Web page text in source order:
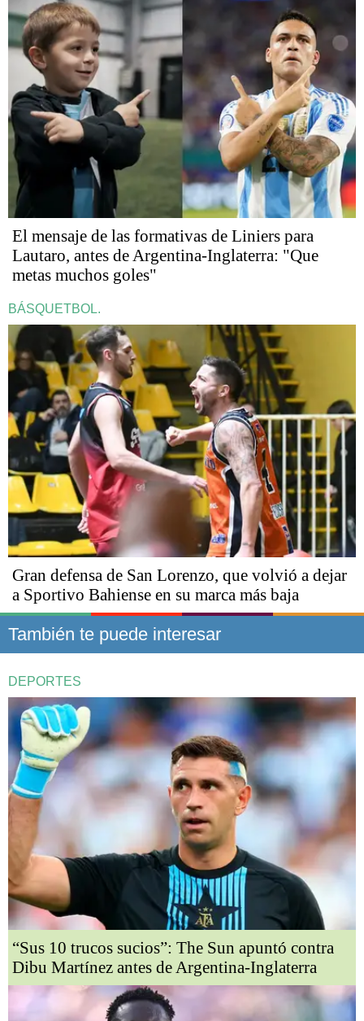
El mensaje de las formativas de Liniers para
Lautaro, antes de Argentina-Inglaterra: "Que
metas muchos goles"
BÁSQUETBOL.
Gran defensa de San Lorenzo, que volvió a dejar
a Sportivo Bahiense en su marca más baja
También te puede interesar
DEPORTES
“Sus 10 trucos sucios”: The Sun apuntó contra
Dibu Martínez antes de Argentina-Inglaterra